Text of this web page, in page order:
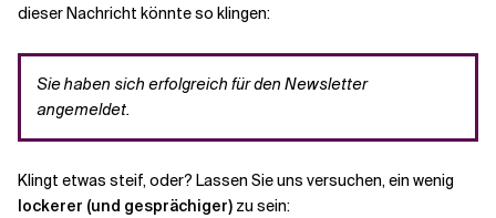
dieser Nachricht könnte so klingen:
Sie haben sich erfolgreich für den Newsletter
angemeldet.
Klingt etwas steif, oder? Lassen Sie uns versuchen, ein wenig
lockerer (und gesprächiger) zu sein: